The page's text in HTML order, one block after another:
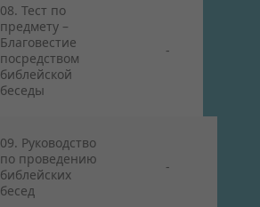
08. Тест по
предмету –
Благовестие
посредством
библейской
беседы
-
09. Руководство
по проведению
библейских
бесед
-